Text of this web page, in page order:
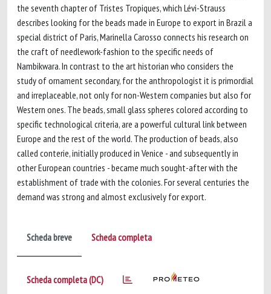
the seventh chapter of Tristes Tropiques, which Lévi-Strauss
describes looking for the beads made in Europe to export in Brazil a
special district of Paris, Marinella Carosso connects his research on
the craft of needlework-fashion to the specific needs of
Nambikwara. In contrast to the art historian who considers the
study of ornament secondary, for the anthropologist it is primordial
and irreplaceable, not only for non-Western companies but also for
Western ones. The beads, small glass spheres colored according to
specific technological criteria, are a powerful cultural link between
Europe and the rest of the world. The production of beads, also
called conterie, initially produced in Venice - and subsequently in
other European countries - became much sought-after with the
establishment of trade with the colonies. For several centuries the
demand was strong and almost exclusively for export.
Scheda breve Scheda completa
Scheda completa (DC)